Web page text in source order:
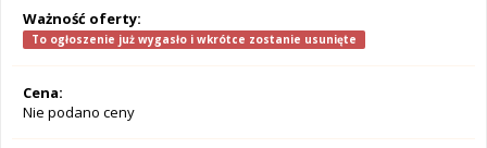
Ważność oferty:
To ogłoszenie już wygasło i wkrótce zostanie usunięte
Cena:
Nie podano ceny